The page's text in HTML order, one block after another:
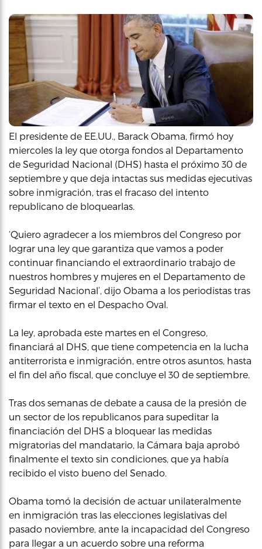
El presidente de EE.UU., Barack Obama, firmó hoy
miercoles la ley que otorga fondos al Departamento
de Seguridad Nacional (DHS) hasta el próximo 30 de
septiembre y que deja intactas sus medidas ejecutivas
sobre inmigración, tras el fracaso del intento
republicano de bloquearlas.
‘Quiero agradecer a los miembros del Congreso por
lograr una ley que garantiza que vamos a poder
continuar financiando el extraordinario trabajo de
nuestros hombres y mujeres en el Departamento de
Seguridad Nacional’, dijo Obama a los periodistas tras
firmar el texto en el Despacho Oval.
La ley, aprobada este martes en el Congreso,
financiará al DHS, que tiene competencia en la lucha
antiterrorista e inmigración, entre otros asuntos, hasta
el fin del año fiscal, que concluye el 30 de septiembre.
Tras dos semanas de debate a causa de la presión de
un sector de los republicanos para supeditar la
financiación del DHS a bloquear las medidas
migratorias del mandatario, la Cámara baja aprobó
finalmente el texto sin condiciones, que ya había
recibido el visto bueno del Senado.
Obama tomó la decisión de actuar unilateralmente
en inmigración tras las elecciones legislativas del
pasado noviembre, ante la incapacidad del Congreso
para llegar a un acuerdo sobre una reforma